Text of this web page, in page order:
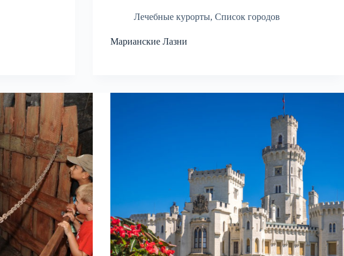
Лечебные курорты, Список городов
Марианские Лазни